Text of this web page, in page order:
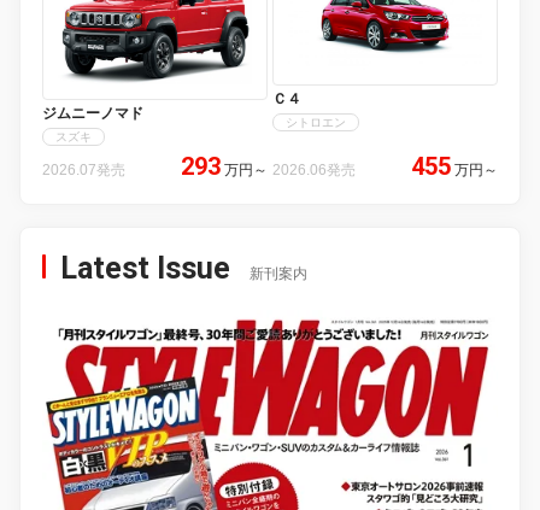
ジムニーノマド
スズキ
2026.07発売 293 万円 ～
Ｃ４
シトロエン
2026.06発売 455 万円 ～
Latest Issue 新刊案内